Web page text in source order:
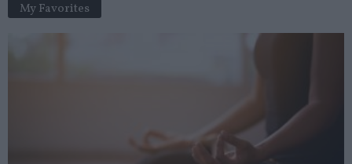
My Favorites